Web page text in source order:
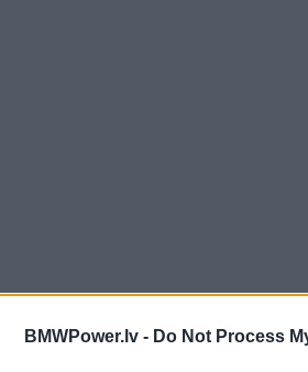
BMWPower.lv - Do Not Process